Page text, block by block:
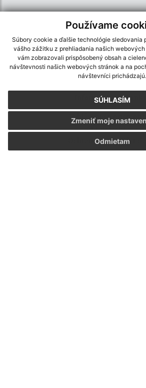
Používame
Súbory cookie a ďalšie technológie sledovania
vášho zážitku z prehliadania našich webových
vám zobrazovali prispôsobený obsah a
návštevnosti našich webových stránok a na
návštevníci prichádzajú.
SÚHLASÍM
Odmietam
Zmeniť moje
Informácie o stránke:
Vyhlásenie o
Autorské práva
Ochrana osobných